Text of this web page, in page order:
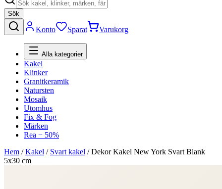
Sök
Konto Sparat Varukorg
Alla kategorier
Kakel
Klinker
Granitkeramik
Natursten
Mosaik
Utomhus
Fix & Fog
Märken
Rea − 50%
Hem /Kakel / Svart kakel /Dekor Kakel New York Svart Blank
5x30 cm